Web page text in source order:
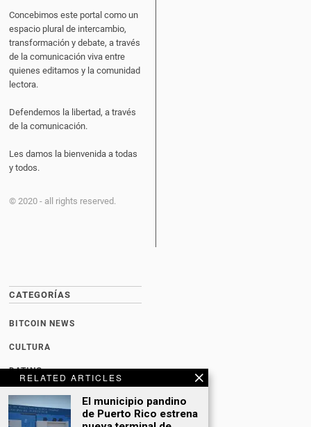
RELATED ARTICLES
El municipio pandino
de Puerto Rico estrena
Concebimos este portal como un
espacio plural de intercambio,
transformación y debate, a través
de la comunicación viva entre
quienes editamos y la comunidad
lectora.
Defendemos la libertad, a través
de la comunicación.
Les damos la bienvenida a todas
y todos.
© 2020 - all rights reserved.
CATEGORÍAS
BITCOIN NEWS
CULTURA
DATING
DEPORTES
ECONOMÍA